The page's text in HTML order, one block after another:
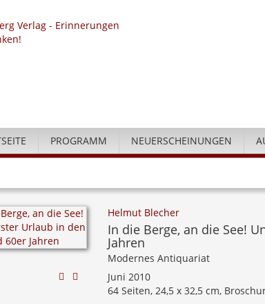
PROGRAMM NEUERSCHEINUNGEN
Helmut Blecher
In die Berge, an die See!
Jahren
Modernes Antiquariat
Juni 2010
64 Seiten, 24,5 x 32,5 cm,